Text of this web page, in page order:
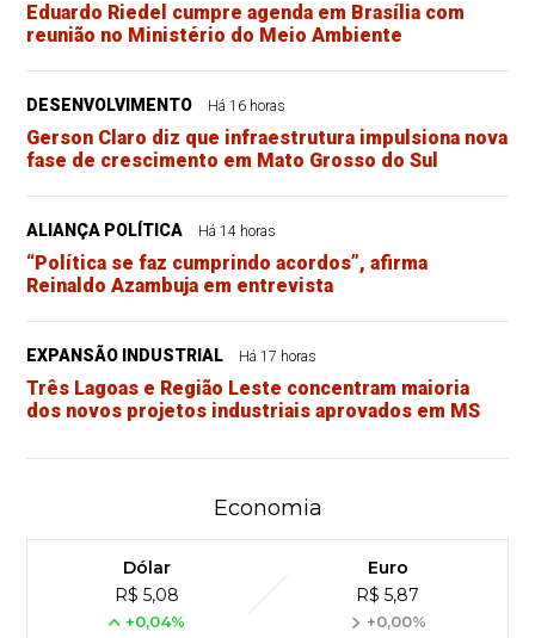
Eduardo Riedel cumpre agenda em Brasília com
reunião no Ministério do Meio Ambiente
DESENVOLVIMENTO Há 16 horas
Gerson Claro diz que infraestrutura impulsiona nova
fase de crescimento em Mato Grosso do Sul
ALIANÇA POLÍTICA Há 14 horas
“Política se faz cumprindo acordos”, afirma
Reinaldo Azambuja em entrevista
EXPANSÃO INDUSTRIAL Há 17 horas
Três Lagoas e Região Leste concentram maioria
dos novos projetos industriais aprovados em MS
Economia
Dólar
R$ 5,08
+0,04%
Euro
R$ 5,87
+0,00%